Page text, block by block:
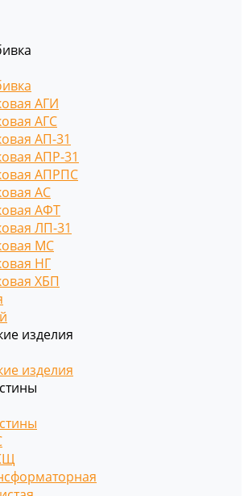
АГИ
АГС
АП-31
АПР-31
АПРПС
АС
АФТ
ЛП-31
МС
НГ
ХБП
изделия
изделия